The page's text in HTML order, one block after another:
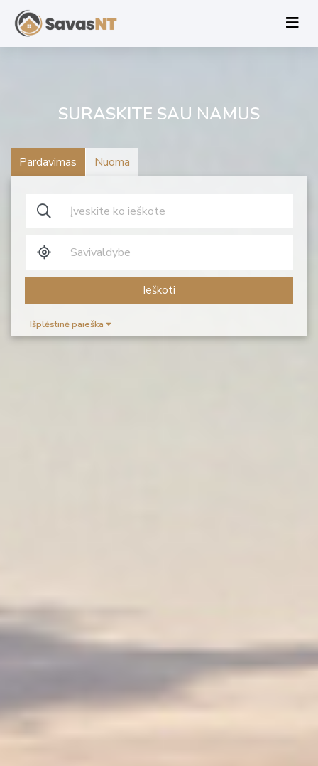
SURASKITE SAU NAMUS
Pardavimas Nuoma
Ieškoti
Išplėstinė paieška